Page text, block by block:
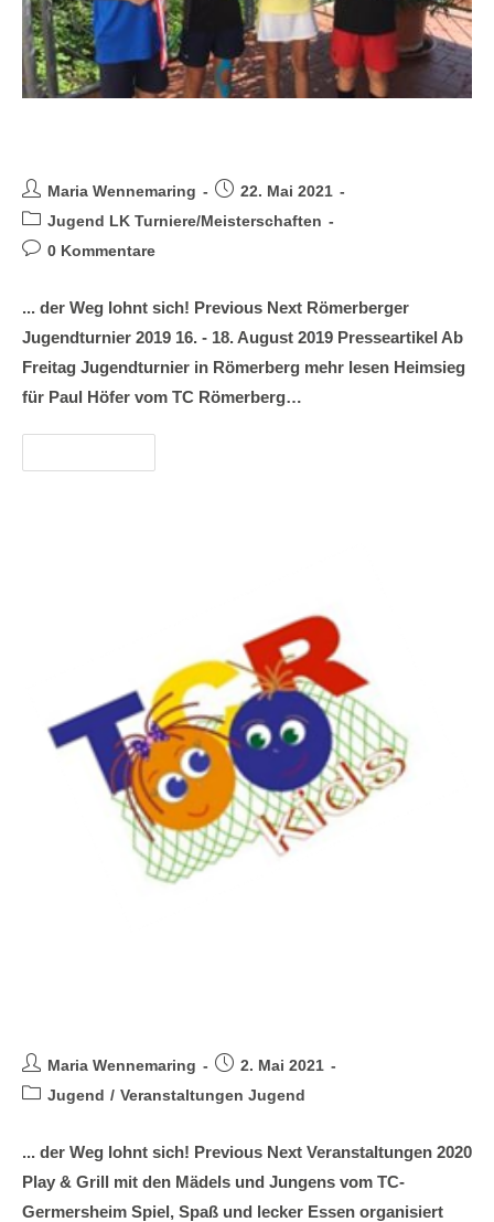
Maria Wennemaring
22. Mai 2021
Jugend LK Turniere/Meisterschaften
0 Kommentare
... der Weg lohnt sich! Previous Next Römerberger
Jugendturnier 2019 16. - 18. August 2019 Presseartikel Ab
Freitag Jugendturnier in Römerberg mehr lesen Heimsieg
für Paul Höfer vom TC Römerberg…
Maria Wennemaring
2. Mai 2021
Jugend / Veranstaltungen Jugend
... der Weg lohnt sich! Previous Next Veranstaltungen 2020
Play & Grill mit den Mädels und Jungens vom TC-
Germersheim Spiel, Spaß und lecker Essen organisiert